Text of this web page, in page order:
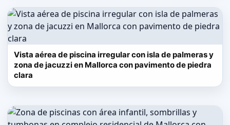
Vista aérea de piscina irregular con isla de palmeras y
zona de jacuzzi en Mallorca con pavimento de piedra
clara